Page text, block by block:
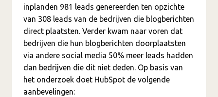
inplanden 981 leads genereerden ten opzichte
van 308 leads van de bedrijven die blogberichten
direct plaatsten. Verder kwam naar voren dat
bedrijven die hun blogberichten doorplaatsten
via andere social media 50% meer leads hadden
dan bedrijven die dit niet deden. Op basis van
het onderzoek doet HubSpot de volgende
aanbevelingen: